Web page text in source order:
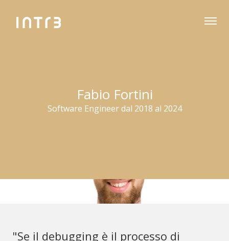
Fabio Fortini
Software Engineer dal 2018 al 2024
"Se il debugging è il processo di